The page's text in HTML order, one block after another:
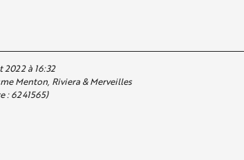
à 16:32
Menton, Riviera & Merveilles
:6241565)